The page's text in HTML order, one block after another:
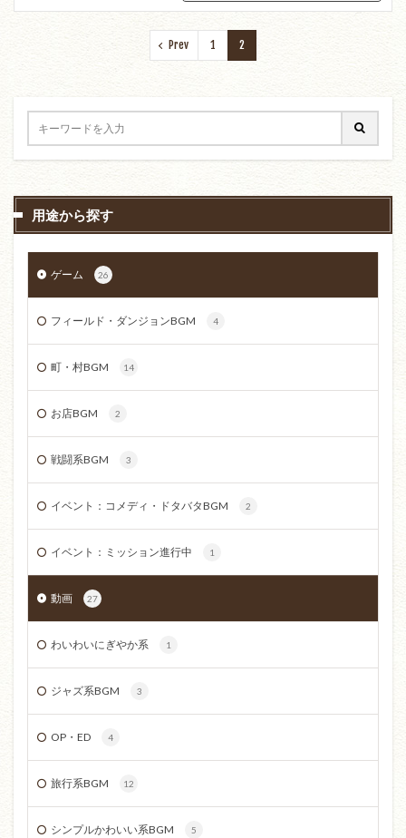
Prev 1 2
用途から探す
ゲーム 26
フィールド・ダンジョンBGM 4
町・村BGM 14
お店BGM 2
戦闘系BGM 3
イベント：コメディ・ドタバタBGM 2
イベント：ミッション進行中 1
動画 27
わいわいにぎやか系 1
ジャズ系BGM 3
OP・ED 4
旅行系BGM 12
シンプルかわいい系BGM 5